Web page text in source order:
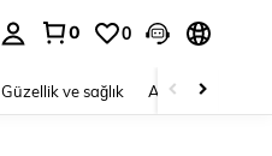
0 0
Güzellik ve sağlık Ayakkabı